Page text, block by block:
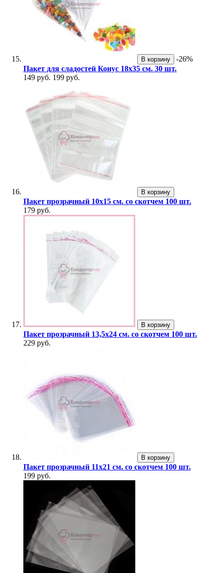
В корзину
-26%
Пакет для сладостей Конус 18х35 см. 30 шт.
149 руб. 199 руб.
В корзину
Пакет прозрачный 10х15 см. со скотчем 100 шт.
179 руб.
В корзину
Пакет прозрачный 13,5х24 см. со скотчем 100 шт.
229 руб.
В корзину
Пакет прозрачный 11х21 см. со скотчем 100 шт.
199 руб.